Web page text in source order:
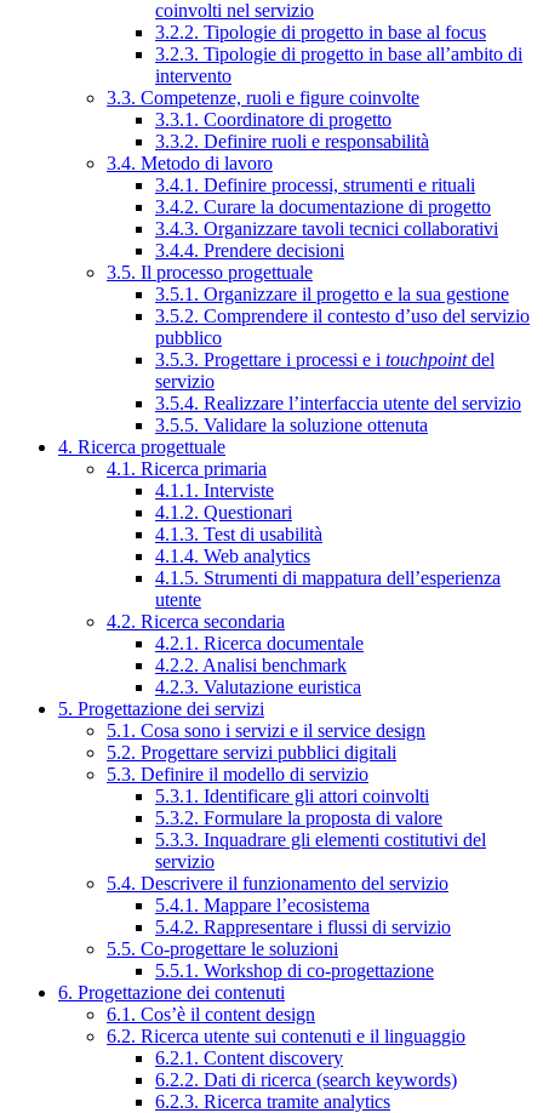
coinvolti nel servizio
3.2.2. Tipologie di progetto in base al focus
3.2.3. Tipologie di progetto in base all’ambito di
intervento
3.3. Competenze, ruoli e figure coinvolte
3.3.1. Coordinatore di progetto
3.3.2. Definire ruoli e responsabilità
3.4. Metodo di lavoro
3.4.1. Definire processi, strumenti e rituali
3.4.2. Curare la documentazione di progetto
3.4.3. Organizzare tavoli tecnici collaborativi
3.4.4. Prendere decisioni
3.5. Il processo progettuale
3.5.1. Organizzare il progetto e la sua gestione
3.5.2. Comprendere il contesto d’uso del servizio
pubblico
3.5.3. Progettare i processi e i touchpointdel
servizio
3.5.4. Realizzare l’interfaccia utente del servizio
3.5.5. Validare la soluzione ottenuta
4. Ricerca progettuale
4.1. Ricerca primaria
4.1.1. Interviste
4.1.2. Questionari
4.1.3. Test di usabilità
4.1.4. Web analytics
4.1.5. Strumenti di mappatura dell’esperienza
utente
4.2. Ricerca secondaria
4.2.1. Ricerca documentale
4.2.2. Analisi benchmark
4.2.3. Valutazione euristica
5. Progettazione dei servizi
5.1. Cosa sono i servizi e il service design
5.2. Progettare servizi pubblici digitali
5.3. Definire il modello di servizio
5.3.1. Identificare gli attori coinvolti
5.3.2. Formulare la proposta di valore
5.3.3. Inquadrare gli elementi costitutivi del
servizio
5.4. Descrivere il funzionamento del servizio
5.4.1. Mappare l’ecosistema
5.4.2. Rappresentare i flussi di servizio
5.5. Co-progettare le soluzioni
5.5.1. Workshop di co-progettazione
6. Progettazione dei contenuti
6.1. Cos’è il content design
6.2. Ricerca utente sui contenuti e il linguaggio
6.2.1. Content discovery
6.2.2. Dati di ricerca (search keywords)
6.2.3. Ricerca tramite analytics